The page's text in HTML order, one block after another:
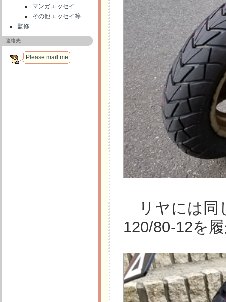
マンガエッセイ
その他エッセイ等
監修
連絡先
Please mail me.
リヤには同
120/80-12を